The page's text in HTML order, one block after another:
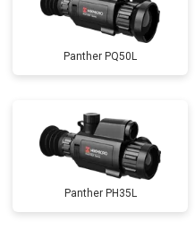
Panther PQ50L
Panther PH35L